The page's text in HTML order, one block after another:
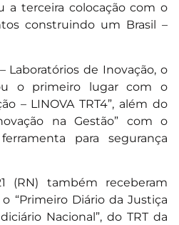
a terceira colocação com o
construindo um Brasil –
Laboratórios de Inovação, o
o primeiro lugar com o
– LINOVA TRT4”, além do
na Gestão” com o
para segurança
(RN) também receberam
“Primeiro Diário da Justiça
Nacional”, do TRT da